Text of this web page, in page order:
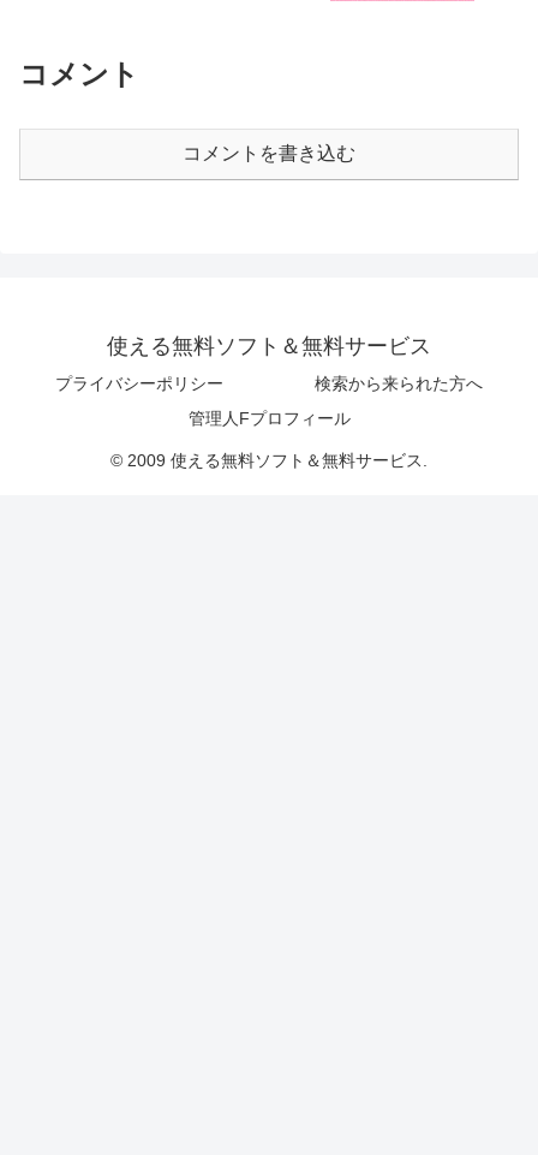
コメント
コメントを書き込む
使える無料ソフト＆無料サービス
プライバシーポリシー
検索から来られた方へ
管理人Fプロフィール
© 2009 使える無料ソフト＆無料サービス.